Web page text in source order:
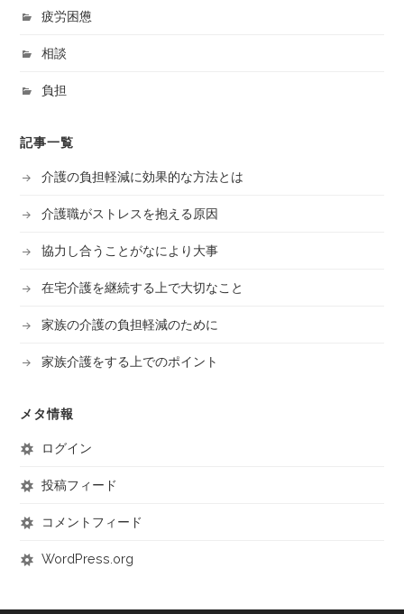
疲労困憊
相談
負担
記事一覧
介護の負担軽減に効果的な方法とは
介護職がストレスを抱える原因
協力し合うことがなにより大事
在宅介護を継続する上で大切なこと
家族の介護の負担軽減のために
家族介護をする上でのポイント
メタ情報
ログイン
投稿フィード
コメントフィード
WordPress.org